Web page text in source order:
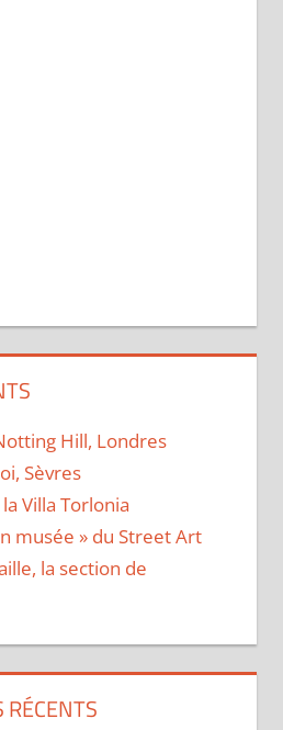
Hill, Londres
Sèvres
Villa Torlonia
musée » du Street Art
la section de